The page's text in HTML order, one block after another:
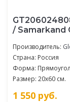
/ Samarkand
Производитель:
Страна: Россия
Форма:
Размер: 20x60 см.
1 550 руб.